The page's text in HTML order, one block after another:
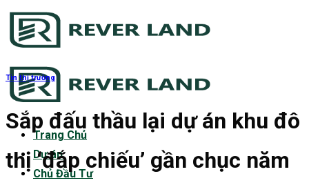
Bỏ
qua
dung
Trang Chủ
Dự án
Chủ Đầu Tư
Tin thị trường
Sắp đấu thầu lại dự án khu đô
thị ‘đắp chiếu’ gần chục năm